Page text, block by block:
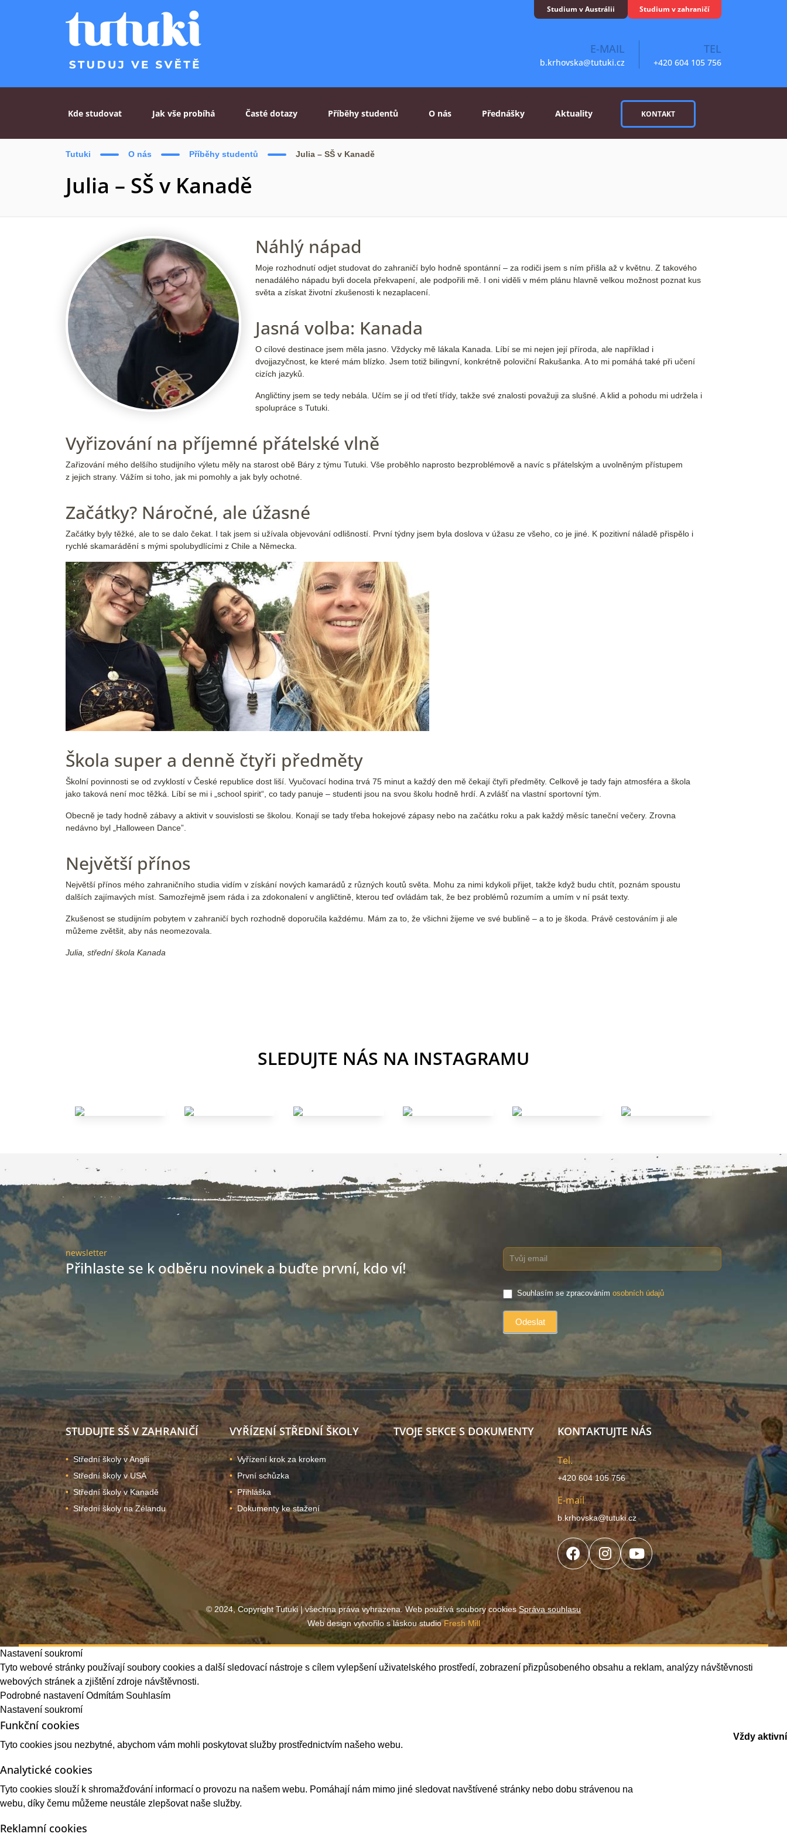
Studium v Austrálii Studium v zahraničí
E-MAIL
b.krhovska@tutuki.cz
TEL
+420 604 105 756
Kde studovat Jak vše probíhá Časté dotazy Příběhy studentů O nás Přednášky Aktuality KONTAKT
Tutuki O nás Příběhy studentů Julia – SŠ v Kanadě
Julia – SŠ v Kanadě
Náhlý nápad
Moje rozhodnutí odjet studovat do zahraničí bylo hodně spontánní – za rodiči jsem s ním přišla až v květnu. Z takového
nenadálého nápadu byli docela překvapení, ale podpořili mě. I oni viděli v mém plánu hlavně velkou možnost poznat kus
světa a získat životní zkušenosti k nezaplacení.
Jasná volba: Kanada
O cílové destinace jsem měla jasno. Vždycky mě lákala Kanada. Líbí se mi nejen její příroda, ale například i
dvojjazyčnost, ke které mám blízko. Jsem totiž bilingvní, konkrétně poloviční Rakušanka. A to mi pomáhá také při učení
cizích jazyků.
Angličtiny jsem se tedy nebála. Učím se jí od třetí třídy, takže své znalosti považuji za slušné. A klid a pohodu mi udržela i
spolupráce s Tutuki.
Vyřizování na příjemné přátelské vlně
Zařizování mého delšího studijního výletu měly na starost obě Báry z týmu Tutuki. Vše proběhlo naprosto bezproblémově a navíc s přátelským a uvolněným přístupem
z jejich strany. Vážím si toho, jak mi pomohly a jak byly ochotné.
Začátky? Náročné, ale úžasné
Začátky byly těžké, ale to se dalo čekat. I tak jsem si užívala objevování odlišností. První týdny jsem byla doslova v úžasu ze všeho, co je jiné. K pozitivní náladě přispělo i
rychlé skamarádění s mými spolubydlícími z Chile a Německa.
Škola super a denně čtyři předměty
Školní povinnosti se od zvyklostí v České republice dost liší. Vyučovací hodina trvá 75 minut a každý den mě čekají čtyři předměty. Celkově je tady fajn atmosféra a škola
jako taková není moc těžká. Líbí se mi i „school spirit“, co tady panuje – studenti jsou na svou školu hodně hrdí. A zvlášť na vlastní sportovní tým.
Obecně je tady hodně zábavy a aktivit v souvislosti se školou. Konají se tady třeba hokejové zápasy nebo na začátku roku a pak každý měsíc taneční večery. Zrovna
nedávno byl „Halloween Dance”.
Největší přínos
Největší přínos mého zahraničního studia vidím v získání nových kamarádů z různých koutů světa. Mohu za nimi kdykoli přijet, takže když budu chtít, poznám spoustu
dalších zajímavých míst. Samozřejmě jsem ráda i za zdokonalení v angličtině, kterou teď ovládám tak, že bez problémů rozumím a umím v ní psát texty.
Zkušenost se studijním pobytem v zahraničí bych rozhodně doporučila každému. Mám za to, že všichni žijeme ve své bublině – a to je škoda. Právě cestováním ji ale
můžeme zvětšit, aby nás neomezovala.
Julia, střední škola Kanada
SLEDUJTE NÁS NA INSTAGRAMU
newsletter
Přihlaste se k odběru novinek a buďte první, kdo ví!
Souhlasím se zpracováním osobních údajů
STUDUJTE SŠ V ZAHRANIČÍ
Střední školy v Anglii
Střední školy v USA
Střední školy v Kanadě
Střední školy na Zélandu
VYŘÍZENÍ STŘEDNÍ ŠKOLY
Vyřízení krok za krokem
První schůzka
Přihláška
Dokumenty ke stažení
TVOJE SEKCE S DOKUMENTY KONTAKTUJTE NÁS
Tel.
+420 604 105 756
E-mail
b.krhovska@tutuki.cz
© 2024, Copyright Tutuki | všechna práva vyhrazena. Web používá soubory cookies Správa souhlasu
Web design vytvořilo s láskou studioFresh Mill
Nastavení soukromí
Tyto webové stránky používají soubory cookies a další sledovací nástroje s cílem vylepšení uživatelského prostředí, zobrazení přizpůsobeného obsahu a reklam, analýzy návštěvnosti
webových stránek a zjištění zdroje návštěvnosti.
Podrobné nastavení Odmítám Souhlasím
Nastavení soukromí
Funkční cookies
Tyto cookies jsou nezbytné, abychom vám mohli poskytovat služby prostřednictvím našeho webu.
Vždy aktivní
Analytické cookies
Tyto cookies slouží k shromažďování informací o provozu na našem webu. Pomáhají nám mimo jiné sledovat navštívené stránky nebo dobu strávenou na
webu, díky čemu můžeme neustále zlepšovat naše služby.
Reklamní cookies